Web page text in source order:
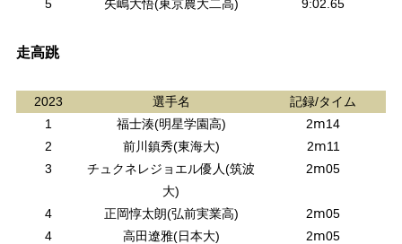
5
矢嶋大悟(東京農大二高) 9:02.65
走高跳
2023 選手名
記録/タイム
1
福士湊(明星学園高)
2ⅿ14
2
前川鎮秀(東海大)
2ⅿ11
3
チュクネレジョエル優人(筑波
大)
2ⅿ05
4 正岡惇太朗(弘前実業高)
2ⅿ05
4
高田遼雅(日本大) 2ⅿ05